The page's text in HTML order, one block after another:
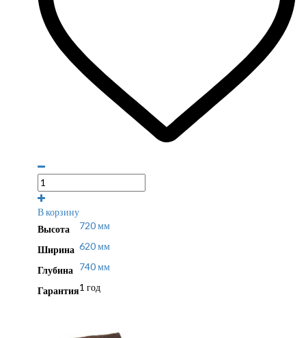
В корзину
Высота
720 мм
Ширина 620 мм
Глубина 740 мм
Гарантия1 год